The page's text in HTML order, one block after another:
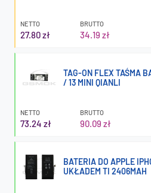
NETTO
27.80 zł
BRUTTO
34.19 zł
TAG-ON FLEX TAŚMA
/ 13 MINI QIANLI
NETTO
73.24 zł
BRUTTO
90.09 zł
BATERIA DO APPLE
UKŁADEM TI 2406MAH